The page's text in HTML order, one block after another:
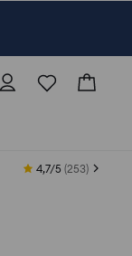
4,7/5 (253)